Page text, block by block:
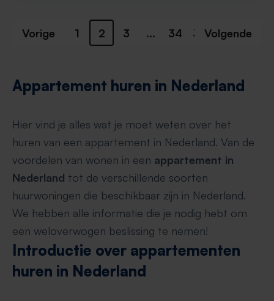
Vorige 1 2 3 ... 34 35Volgende
Appartement huren in Nederland
Hier vind je alles wat je moet weten over het
huren van een appartement in Nederland. Van de
voordelen van wonen in een appartement in
Nederland tot de verschillende soorten
huurwoningen die beschikbaar zijn in Nederland.
We hebben alle informatie die je nodig hebt om
een weloverwogen beslissing te nemen!
Introductie over appartementen
huren in Nederland